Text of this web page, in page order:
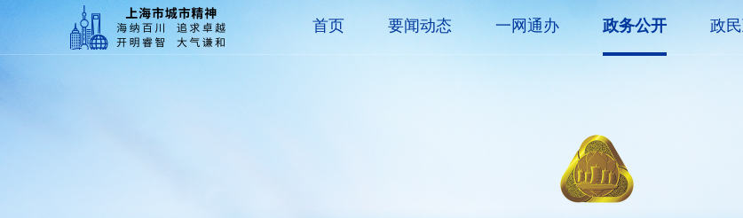
首页 要闻动态 一网通办 政务公开 政